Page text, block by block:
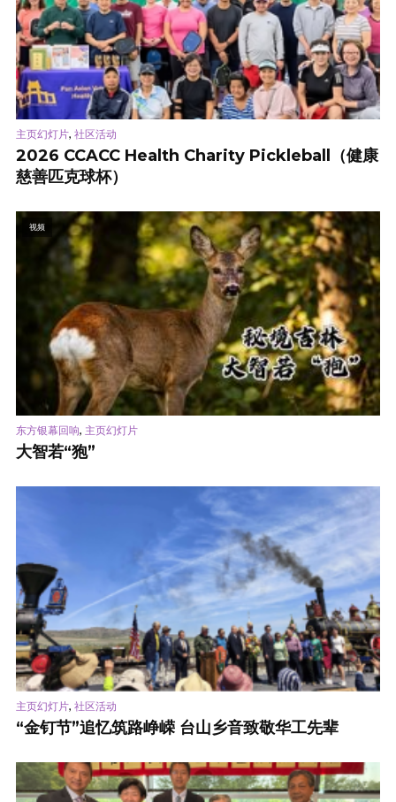
主页幻灯片, 社区活动
2026 CCACC Health Charity Pickleball（健康
慈善匹克球杯）
视频
东方银幕回响, 主页幻灯片
大智若“狍”
主页幻灯片, 社区活动
“金钉节”追忆筑路峥嵘 台山乡音致敬华工先辈